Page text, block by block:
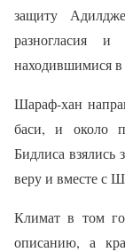
защиту
разногласия
находившимися в
Шараф-хан
баси, и около
Бидлиса
веру и вместе с
Климат в том
описанию, а